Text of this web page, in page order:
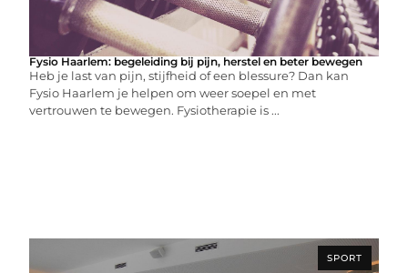
Fysio Haarlem: begeleiding bij pijn, herstel en beter bewegen
Heb je last van pijn, stijfheid of een blessure? Dan kan
Fysio Haarlem je helpen om weer soepel en met
vertrouwen te bewegen. Fysiotherapie is ...
SPORT